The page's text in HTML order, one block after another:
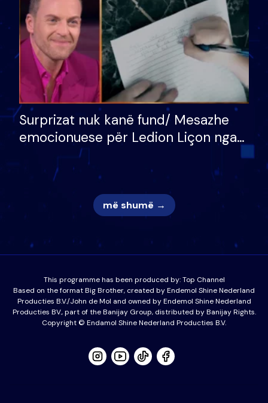
Surprizat nuk kanë fund/ Mesazhe
emocionuese për Ledion Liçon nga
nëna dhe fëmijët e tij, moderatori
nuk i mban dot lotët: Nuk meritoj…
më shumë →
This programme has been produced by:Top Channel
Based on the format Big Brother, created by Endemol Shine Nederland
Producties B.V./John de Mol and owned by Endemol Shine Nederland
Producties BV., part of the Banijay Group, distributed by Banijay Rights.
Copyright © Endamol Shine Nederland Producties B.V.